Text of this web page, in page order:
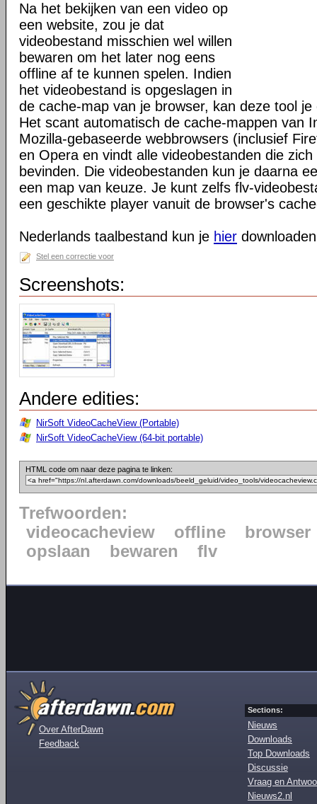
Na het bekijken van een video op
een website, zou je dat
videobestand misschien wel willen
bewaren om het later nog eens
offline af te kunnen spelen. Indien
het videobestand is opgeslagen in
de cache-map van je browser, kan deze tool je
Het scant automatisch de cache-mappen van
Mozilla-gebaseerde webbrowsers (inclusief
en Opera en vindt alle videobestanden die
bevinden. Die videobestanden kun je daarna
een map van keuze. Je kunt zelfs flv-
een geschikte player vanuit de browser's
Nederlands taalbestand kun je hier
Stel een correctie voor
Screenshots:
Andere edities:
NirSoft VideoCacheView (Portable)
NirSoft VideoCacheView (64-bit portable)
HTML code om naar deze pagina te linken:
Trefwoorden:
videocacheview
offline
browser
opslaan
bewaren flv
Over AfterDawn
Feedback
Sections:
Nieuws
Downloads
Top Downloads
Discussie
Vraag en
Nieuws2.nl